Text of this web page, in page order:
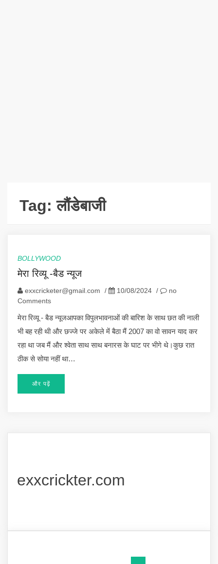
Tag:लौंडेबाजी
BOLLYWOOD
मेरा रिव्यू -बैड न्यूज
exxcricketer@gmail.com / 10/08/2024 /
no
Comments
मेरा रिव्यू - बैड न्यूजआपका विपुलभावनाओं की बारिश के साथ छत की नाली
भी बह रही थी और छज्जे पर अकेले में बैठा मैं 2007 का वो सावन याद कर
रहा था जब मैं और श्वेता साथ साथ बनारस के घाट पर भीगे थे।कुछ रात
ठीक से सोया नहीं था…
और पढ़ें
exxcrickter.com